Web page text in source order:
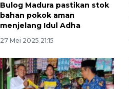
Bulog Madura pastikan stok
bahan pokok aman
menjelang Idul Adha
27 Mei 2025 21:15